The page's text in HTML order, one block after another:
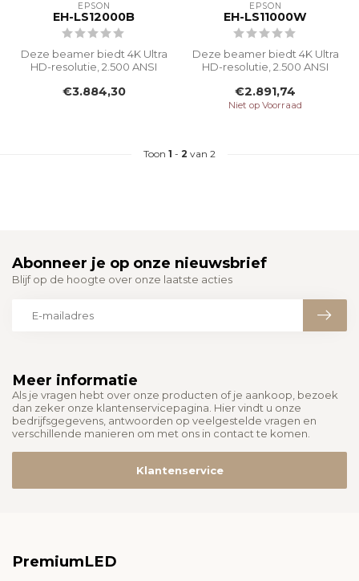
EPSON
EH-LS12000B
Deze beamer biedt 4K Ultra
HD-resolutie, 2.500 ANSI
van ...
€3.884,30
EPSON
EH-LS11000W
Deze beamer biedt 4K Ultra
HD-resolutie, 2.500 ANSI
van ...
€2.891,74
Niet op Voorraad
Toon 1 - 2 van 2
Meer informatie
Als je vragen hebt over onze producten of je aankoop, bezoek
dan zeker onze klantenservicepagina. Hier vindt u onze
bedrijfsgegevens, antwoorden op veelgestelde vragen en
verschillende manieren om met ons in contact te komen.
Klantenservice
Abonneer je op onze nieuwsbrief
Blijf op de hoogte over onze laatste acties
PremiumLED